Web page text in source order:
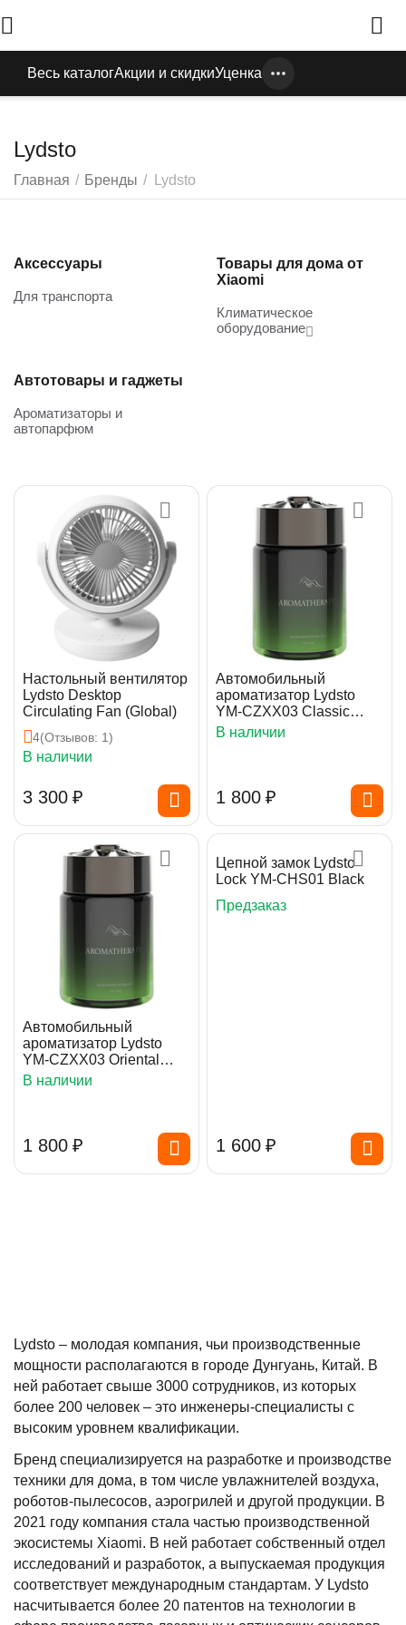
Весь каталогАкции и скидкиУценка
Lydsto
Главная / Бренды / Lydsto
Lydsto – молодая компания, чьи производственные
мощности располагаются в городе Дунгуань, Китай. В
ней работает свыше 3000 сотрудников, из которых
более 200 человек – это инженеры-специалисты с
высоким уровнем квалификации.
Бренд специализируется на разработке и производстве
техники для дома, в том числе увлажнителей воздуха,
роботов-пылесосов, аэрогрилей и другой продукции. В
2021 году компания стала частью производственной
экосистемы Xiaomi. В ней работает собственный отдел
исследований и разработок, а выпускаемая продукция
соответствует международным стандартам. У Lydsto
насчитывается более 20 патентов на технологии в
Аксессуары
Для транспорта
Товары для дома от
Xiaomi
Климатическое
оборудование
Автотовары и гаджеты
Ароматизаторы и
автопарфюм
Настольный вентилятор
Lydsto Desktop
Circulating Fan (Global)
4(Отзывов: 1)
В наличии
3 300 ₽
Автомобильный
ароматизатор Lydsto
YM-CZXX03 Classic
Cologne 260g
В наличии
1 800 ₽
Автомобильный
ароматизатор Lydsto
YM-CZXX03 Oriental
Secrets 260g
В наличии
1 800 ₽
Цепной замок Lydsto
Lock YM-CHS01 Black
Предзаказ
1 600 ₽